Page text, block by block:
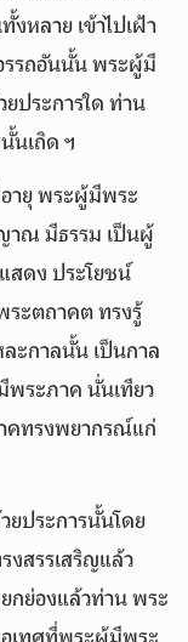
หลาย เข้าไปเฝ้า
รถอันนั้น พระผู้มี
ประการใด ท่าน
นเถิด ฯ
ายุ พระผู้มีพระ
ณ มีธรรม เป็นผู้
สดง ประโยชน์
ระตถาคต ทรงรู้
ละกาลนั้น เป็นกาล
พระภาค นั่นเทียว
คทรงพยากรณ์แก่
ยประการนั้นโดย
งสรรเสริญแล้ว
กย่องแล้วท่าน พระ